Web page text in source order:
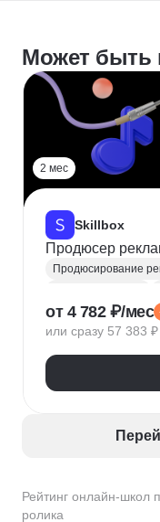
Рейтинг онлайн-школ
ролика
Может быть
2 мес
Skillbox
Продюсер
Продюсирование
от 4 782 ₽/мес
или сразу 57 383 ₽